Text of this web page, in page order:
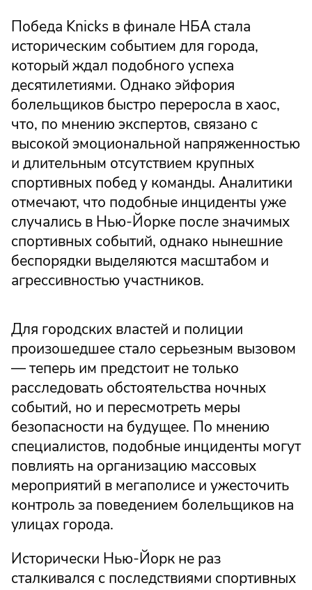
Победа Knicks в финале НБА стала
историческим событием для города,
который ждал подобного успеха
десятилетиями. Однако эйфория
болельщиков быстро переросла в хаос,
что, по мнению экспертов, связано с
высокой эмоциональной напряженностью
и длительным отсутствием крупных
спортивных побед у команды. Аналитики
отмечают, что подобные инциденты уже
случались в Нью-Йорке после значимых
спортивных событий, однако нынешние
беспорядки выделяются масштабом и
агрессивностью участников.
Для городских властей и полиции
произошедшее стало серьезным вызовом
— теперь им предстоит не только
расследовать обстоятельства ночных
событий, но и пересмотреть меры
безопасности на будущее. По мнению
специалистов, подобные инциденты могут
повлиять на организацию массовых
мероприятий в мегаполисе и ужесточить
контроль за поведением болельщиков на
улицах города.
Исторически Нью-Йорк не раз
сталкивался с последствиями спортивных